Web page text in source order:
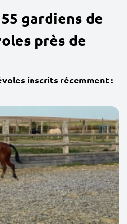
gardiens de
près de
inscrits récemment :